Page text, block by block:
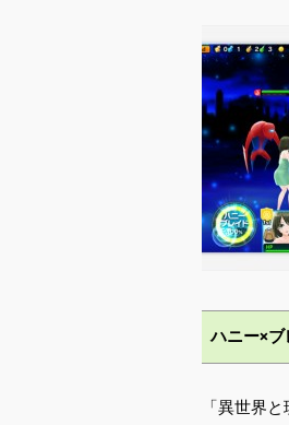
ハニー×
「異世界